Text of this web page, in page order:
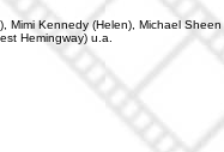
Mimi Kennedy (Helen), Michael
Hemingway) u.a.